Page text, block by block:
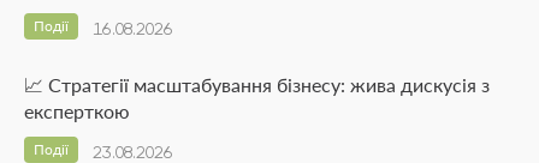
16.08.2026
Події
📈 Стратегії масштабування бізнесу: жива дискусія з
експерткою
23.08.2026
Події